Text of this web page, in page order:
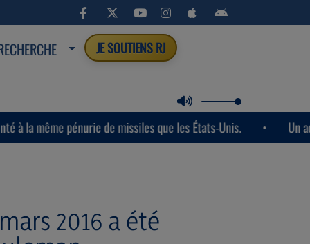
JE SOUTIENS RJ
pénurie de missiles que les États-Unis. Un accord
2016 a été